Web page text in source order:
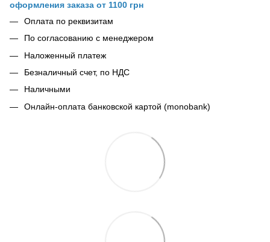
оформления заказа от 1100 грн
Оплата по реквизитам
По согласованию с менеджером
Наложенный платеж
Безналичный счет, по НДС
Наличными
Онлайн-оплата банковской картой (monobank)